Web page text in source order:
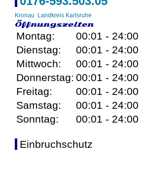
Kronau Landkreis Karlsruhe
Öffnungszeiten
Montag:
00:01 - 24:00
Dienstag:
00:01 - 24:00
Mittwoch:
00:01 - 24:00
Donnerstag: 00:01 - 24:00
Freitag:
00:01 - 24:00
Samstag:
00:01 - 24:00
Sonntag:
00:01 - 24:00
Einbruchschutz